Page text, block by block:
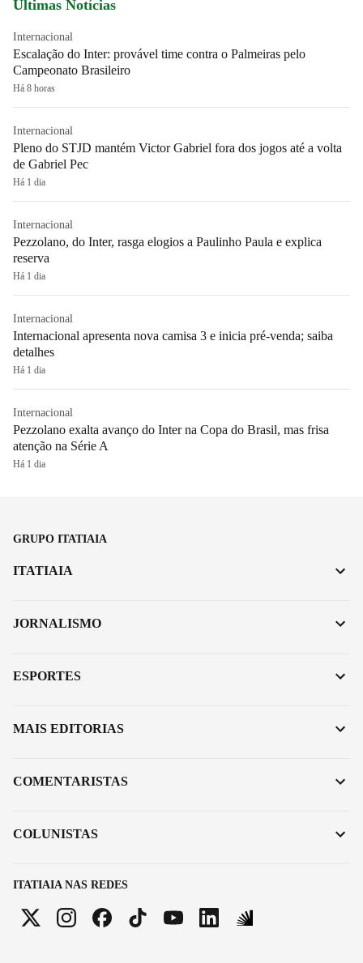
Últimas Notícias
Internacional
Escalação do Inter: provável time contra o Palmeiras pelo
Campeonato Brasileiro
Há 8 horas
Internacional
Pleno do STJD mantém Victor Gabriel fora dos jogos até a volta
de Gabriel Pec
Há 1 dia
Internacional
Pezzolano, do Inter, rasga elogios a Paulinho Paula e explica
reserva
Há 1 dia
Internacional
Internacional apresenta nova camisa 3 e inicia pré-venda; saiba
detalhes
Há 1 dia
Internacional
Pezzolano exalta avanço do Inter na Copa do Brasil, mas frisa
atenção na Série A
Há 1 dia
GRUPO ITATIAIA
ITATIAIA NAS REDES
ITATIAIA
JORNALISMO
ESPORTES
MAIS EDITORIAS
COMENTARISTAS
COLUNISTAS